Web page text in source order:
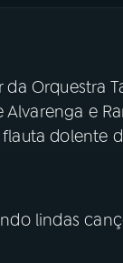
Orquestra
e
dolente
lindas